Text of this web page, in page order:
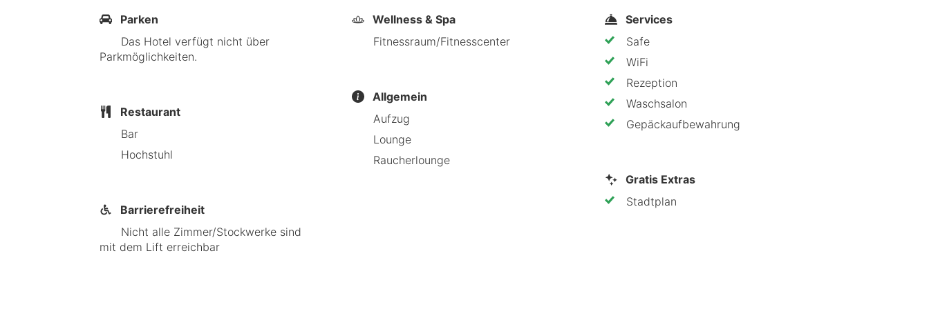
Parken
Parkmöglichkeiten.
Restaurant
Bar
Hochstuhl
Barrierefreiheit
mit dem Lift erreichbar
Wellness & Spa
Fitnessraum/Fitnesscenter
Allgemein
Aufzug
Lounge
Raucherlounge
Services
Safe
WiFi
Rezeption
Waschsalon
Gepäckaufbewahrung
Gratis Extras
Stadtplan